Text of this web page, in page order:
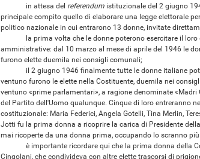
in attesa del referendum istituzionale del 2 giugno
principale compito quello di elaborare una legge elettorale
politico nazionale in cui entrarono 13 donne, invitate
la prima volta che le donne poterono esercitare il loro
amministrative: dal 10 marzo al mese di aprile del 1946 le
furono elette duemila nei consigli comunali;
il 2 giugno 1946 finalmente tutte le donne italiane
ventuno furono le elette nella Costituente, duemila nei
ventuno «prime parlamentari», a ragione denominate «Madri
del Partito dell'Uomo qualunque. Cinque di loro entreranno
costituzionale: Maria Federici, Angela Gotelli, Tina Merlin,
Jotti fu la prima donna a ricoprire la carica di Presidente
mai ricoperte da una donna prima, occupando lo scranno
è importante ricordare qui che la prima donna della
Cingolani, che condivideva con altre elette trascorsi di